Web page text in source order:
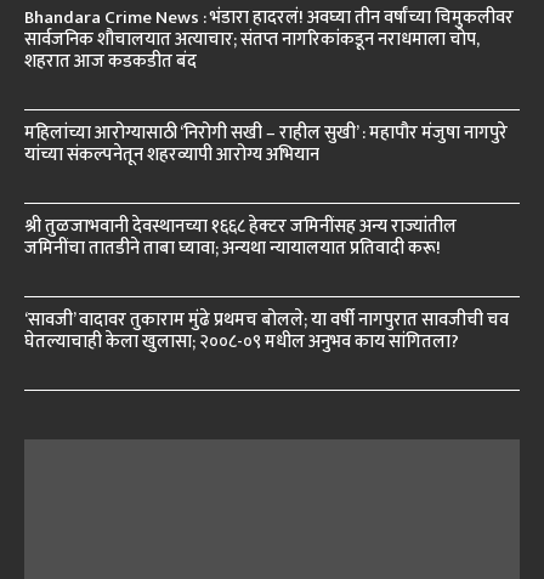
Bhandara Crime News : भंडारा हादरलं! अवघ्या तीन वर्षांच्या चिमुकलीवर
सार्वजनिक शौचालयात अत्याचार; संतप्त नागरिकांकडून नराधमाला चोप,
शहरात आज कडकडीत बंद
महिलांच्या आरोग्यासाठी ‘निरोगी सखी – राहील सुखी’ : महापौर मंजुषा नागपुरे
यांच्या संकल्पनेतून शहरव्यापी आरोग्य अभियान
श्री तुळजाभवानी देवस्थानच्या १६६८ हेक्टर जमिनींसह अन्य राज्यांतील
जमिनींचा तातडीने ताबा घ्यावा; अन्यथा न्यायालयात प्रतिवादी करू!
‘सावजी’ वादावर तुकाराम मुंढे प्रथमच बोलले; या वर्षी नागपुरात सावजीची चव
घेतल्याचाही केला खुलासा; २००८-०९ मधील अनुभव काय सांगितला?